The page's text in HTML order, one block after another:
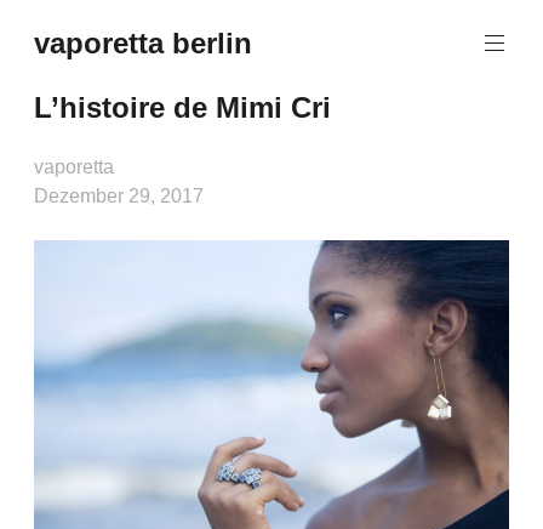
Inhalt
vaporetta berlin
L’histoire de Mimi Cri
vaporetta
Dezember 29, 2017